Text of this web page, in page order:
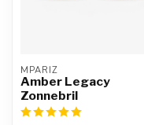
MPARIZ
Amber Legacy
Zonnebril